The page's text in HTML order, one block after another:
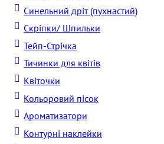
Синельний дріт (пухнастий)
Скріпки/ Шпильки
Тейп-Стрічка
Тичинки для квітів
Квіточки
Кольоровий пісок
Ароматизатори
Контурні наклейки